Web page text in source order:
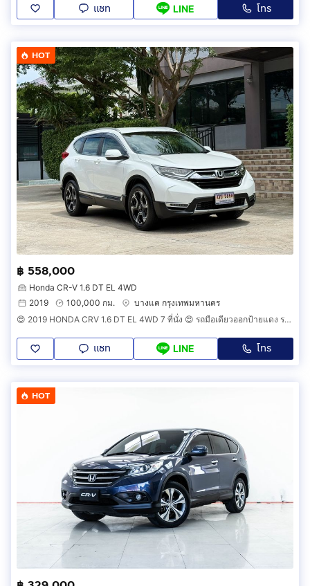
แชท LINE โทร
HOT
฿ 558,000
Honda CR-V 1.6 DT EL 4WD
2019
100,000 กม.
บางแค กรุงเทพมหานคร
😍 2019 HONDA CRV 1.6 DT EL 4WD 7 ที่นั่ง 😍 รถมือเดียวออกป้ายแดง รถวิ่งน้อย ประวัติศูนย์ครบ รถไม่เคยมีอุบัติเหตุครับ
แชท LINE โทร
HOT